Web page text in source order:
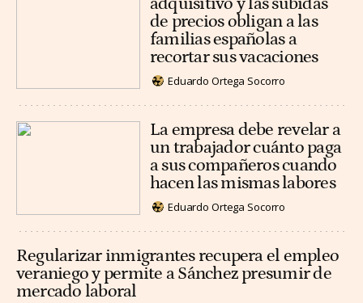
de precios obligan a las
familias españolas a
recortar sus vacaciones
Eduardo Ortega Socorro
La empresa debe revelar a
un trabajador cuánto paga
a sus compañeros cuando
hacen las mismas labores
Eduardo Ortega Socorro
Regularizar inmigrantes recupera el empleo
veraniego y permite a Sánchez presumir de
mercado laboral